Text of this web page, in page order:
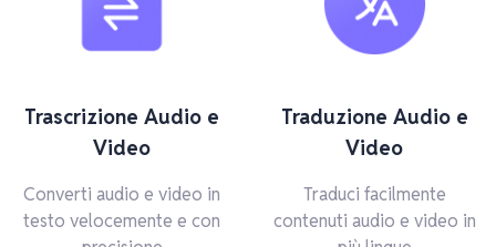
Trascrizione Audio e
Video
Converti audio e video in
testo velocemente e con
Traduzione Audio e
Video
Traduci facilmente
contenuti audio e video in